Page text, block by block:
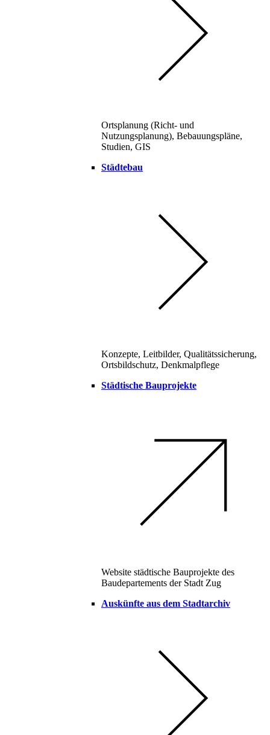
Ortsplanung (Richt- und
Nutzungsplanung), Bebauungspläne,
Studien, GIS
Städtebau
Konzepte, Leitbilder, Qualitätssicherung,
Ortsbildschutz, Denkmalpflege
Städtische Bauprojekte
Website städtische Bauprojekte des
Baudepartements der Stadt Zug
Auskünfte aus dem Stadtarchiv